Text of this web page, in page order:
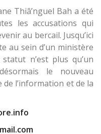
Thiâ’nguel Bah a été
les accusations qui
au bercail. Jusqu’ici
au sein d’un ministère
n’est plus qu’un
le nouveau
l’information et de la